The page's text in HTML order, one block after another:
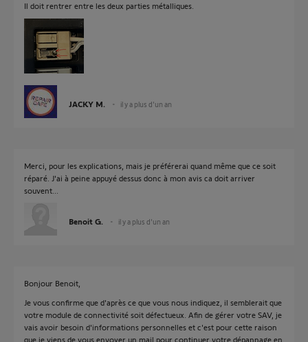
Il doit rentrer entre les deux parties métalliques.
JACKY M. il y a plus d'un an
Merci, pour les explications, mais je préférerai quand même que ce soit
réparé. J'ai à peine appuyé dessus donc à mon avis ca doit arriver
souvent...
Benoit G. il y a plus d'un an
Bonjour Benoit,
Je vous confirme que d'après ce que vous nous indiquez, il semblerait que
votre module de connectivité soit défectueux. Afin de gérer votre SAV, je
vais avoir besoin d'informations personnelles et c'est pour cette raison
que je viens de vous envoyer un mail pour continuer votre dépannage en